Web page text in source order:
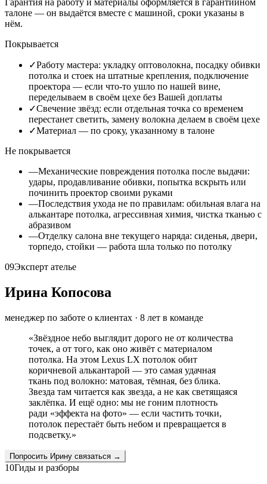
талоне — он выдаётся вместе с машиной, сроки указаны в
нём.
Покрывается
✓Работу мастера: укладку оптоволокна, посадку обивки
потолка и стоек на штатные крепления, подключение
проектора — если что-то ушло по нашей вине,
переделываем в своём цехе без Вашей доплаты
✓Свечение звёзд: если отдельная точка со временем
перестанет светить, замену волокна делаем в своём цехе
✓Материал — по сроку, указанному в талоне
Не покрывается
—Механические повреждения потолка после выдачи:
удары, продавливание обивки, попытка вскрыть или
починить проектор своими руками
—Последствия ухода не по правилам: обильная влага на
алькантаре потолка, агрессивная химия, чистка тканью с
абразивом
—Отделку салона вне текущего наряда: сиденья, двери,
торпедо, стойки — работа шла только по потолку
09Эксперт ателье
Ирина Копосова
менеджер по заботе о клиентах · 8 лет в команде
«Звёздное небо выглядит дорого не от количества
точек, а от того, как оно живёт с материалом
потолка. На этом Lexus LX потолок обит
коричневой алькантарой — это самая удачная
ткань под волокно: матовая, тёмная, без блика.
Звезда там читается как звезда, а не как светящаяся
заклёпка. И ещё одно: мы не гоним плотность
ради «эффекта на фото» — если частить точки,
потолок перестаёт быть небом и превращается в
подсветку.»
Попросить Ирину связаться →
10Гиды и разборы